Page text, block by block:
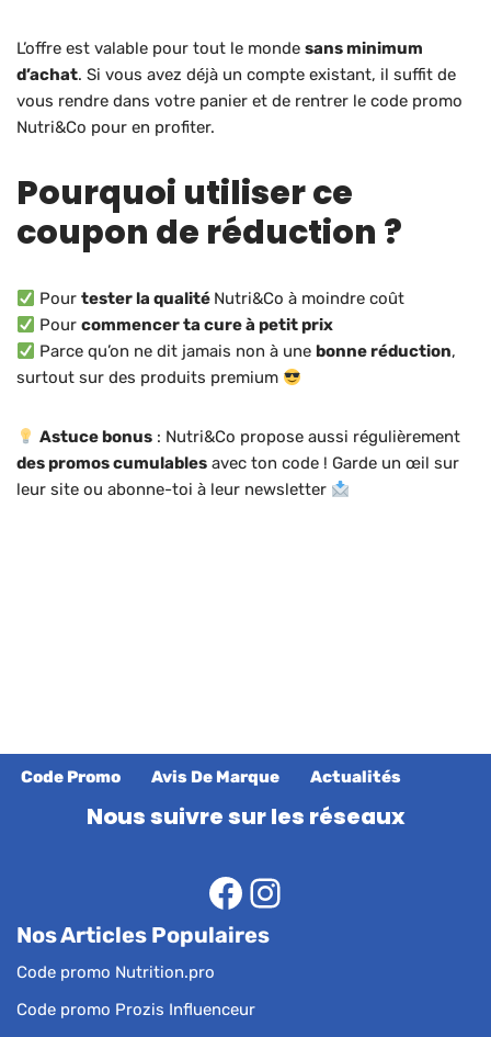
L’offre est valable pour tout le monde sans minimum
d’achat. Si vous avez déjà un compte existant, il suffit de
vous rendre dans votre panier et de rentrer le code promo
Nutri&Co pour en profiter.
Pourquoi utiliser ce
coupon de réduction ?
Pourtester la qualité Nutri&Co à moindre coût
Pourcommencer ta cure à petit prix
Parce qu’on ne dit jamais non à unebonne réduction,
surtout sur des produits premium
Astuce bonus : Nutri&Co propose aussi régulièrement
des promos cumulables avec ton code ! Garde un œil sur
leur site ou abonne-toi à leur newsletter
Code Promo Avis De Marque Actualités
Nous suivre sur les réseaux
Nos Articles Populaires
Code promo Nutrition.pro
Code promo Prozis Influenceur